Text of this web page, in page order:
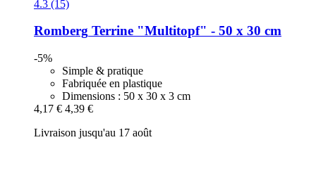
4.3 (15)
Romberg Terrine "Multitopf" -​ 50 x 30 cm
-5%
Simple & pratique
Fabriquée en plastique
Dimensions : 50 x 30 x 3 cm
4,17 € 4,39 €
Livraison jusqu'au 17 août